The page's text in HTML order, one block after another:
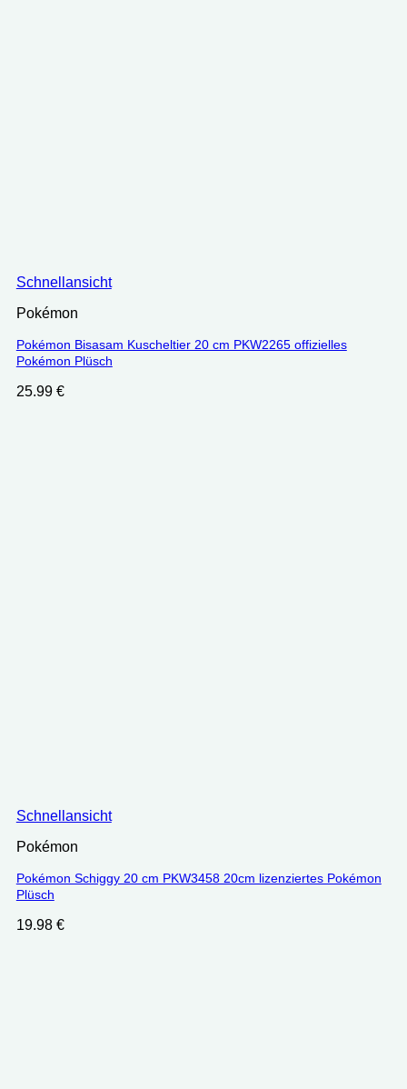
Schnellansicht
Pokémon
Pokémon Bisasam Kuscheltier 20 cm PKW2265 offizielles
Pokémon Plüsch
25.99 €
Schnellansicht
Pokémon
Pokémon Schiggy 20 cm PKW3458 20cm lizenziertes Pokémon
Plüsch
19.98 €